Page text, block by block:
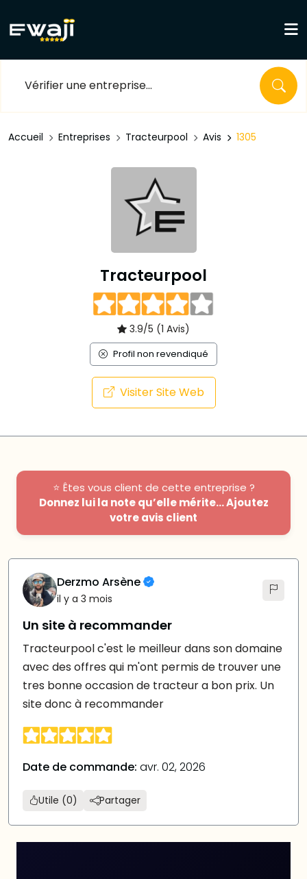
Accueil Entreprises Tracteurpool Avis 1305
Tracteurpool
3.9/5 (1 Avis)
Profil non revendiqué
Visiter Site Web
⭐ Êtes vous client de cette entreprise ?
Donnez lui la note qu’elle mérite... Ajoutez
votre avis client
Derzmo Arsène
il y a 3 mois
Un site à recommander
Tracteurpool c'est le meilleur dans son domaine
avec des offres qui m'ont permis de trouver une
tres bonne occasion de tracteur a bon prix. Un
site donc à recommander
Date de commande: avr. 02, 2026
Utile (0) Partager